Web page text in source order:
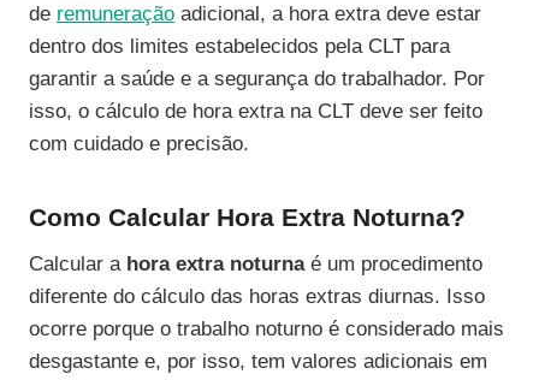
de remuneração adicional, a hora extra deve estar
dentro dos limites estabelecidos pela CLT para
garantir a saúde e a segurança do trabalhador. Por
isso, o cálculo de hora extra na CLT deve ser feito
com cuidado e precisão.
Como Calcular Hora Extra Noturna?
Calcular a hora extra noturnaé um procedimento
diferente do cálculo das horas extras diurnas. Isso
ocorre porque o trabalho noturno é considerado mais
desgastante e, por isso, tem valores adicionais em